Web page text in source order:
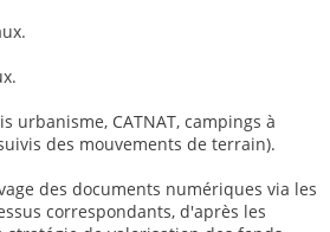
urbanisme, CATNAT, campings à
des mouvements de terrain).
des documents numériques via les
correspondants, d'après les